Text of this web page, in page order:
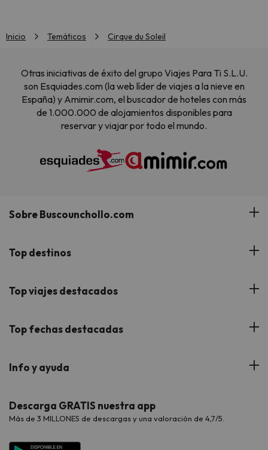
Inicio Temáticos Cirque du Soleil
Otras iniciativas de éxito del grupo Viajes Para Ti S.L.U.
son Esquiades.com (la web líder de viajes a la nieve en
España) y Amimir.com, el buscador de hoteles con más
de 1.000.000 de alojamientos disponibles para
reservar y viajar por todo el mundo.
Sobre Buscounchollo.com
¿Quiénes somos?
Buscounchollo en los medios
Proveedores
Viajes para grupos
Top destinos
Hoteles Andalucía
Hoteles Cataluña
Hoteles Galicia
Top viajes destacados
Viajes con Niños
Viajes de Novios
Chollos con Todo Incluido
Top fechas destacadas
Verano
Vacaciones en Agosto
Info y ayuda
Contáctanos
Preguntas frecuentes
Descarga GRATIS nuestra app
Más de 3 MILLONES de descargas y una valoración de 4,7/5.